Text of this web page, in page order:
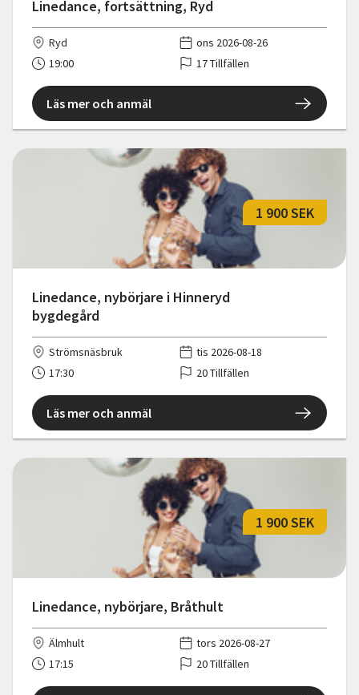
Linedance, fortsättning, Ryd
Ryd
ons 2026-08-26
19:00
17 Tillfällen
Läs mer och anmäl
Linedance, nybörjare i Hinneryd
bygdegård
1 900 SEK
Strömsnäsbruk
tis 2026-08-18
17:30
20 Tillfällen
Läs mer och anmäl
Linedance, nybörjare, Bråthult
1 900 SEK
Älmhult
tors 2026-08-27
17:15
20 Tillfällen